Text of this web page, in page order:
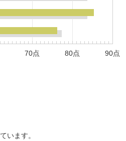
70点 80点 90点
います。